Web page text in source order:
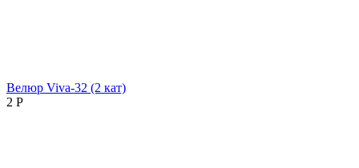
Велюр Viva-32 (2 кат)
2 Р